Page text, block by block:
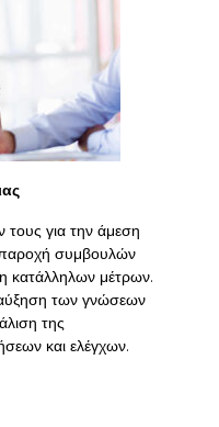
για την άμεση
παροχή συμβουλών
κατάλληλων μέτρων.
των γνώσεων
της
και ελέγχων.